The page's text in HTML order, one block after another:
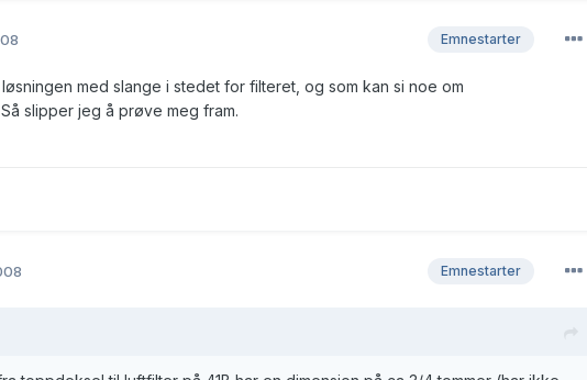
Emnestarter
med slange i stedet for filteret, og som kan si noe om
slipper jeg å prøve meg fram.
Emnestarter